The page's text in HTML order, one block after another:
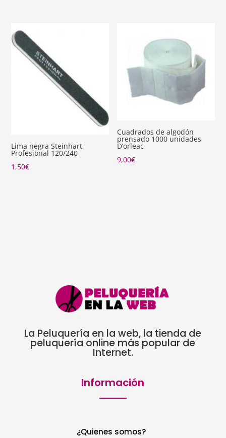
Lima negra Steinhart
Profesional 120/240
1,50€
Cuadrados de algodón
prensado 1000 unidades
D’orleac
9,00€
La Peluquería en la web, la tienda de
peluquería online más popular de
Internet.
Información
¿Quienes somos?